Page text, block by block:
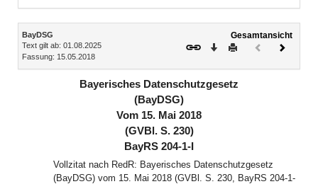
Inhalt
BayDSG
Text gilt ab: 01.08.2025
Fassung: 15.05.2018
Gesamtansicht
Download
DruckenVorheriges
(inaktiv)
Bayerisches Datenschutzgesetz
(BayDSG)
Vom 15. Mai 2018
(GVBl. S. 230)
BayRS 204-1-I
Vollzitat nach RedR: Bayerisches Datenschutzgesetz
(BayDSG) vom 15. Mai 2018 (GVBl. S. 230, BayRS 204-1-